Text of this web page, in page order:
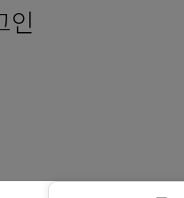
장학재단 안내
인